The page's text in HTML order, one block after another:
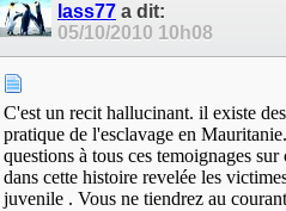
lass77 a dit:
05/10/2010 10h08
C'est un recit hallucinant. il existe
pratique de l'esclavage en
questions à tous ces temoignages
dans cette histoire revelée les
juvenile . Vous ne tiendrez au